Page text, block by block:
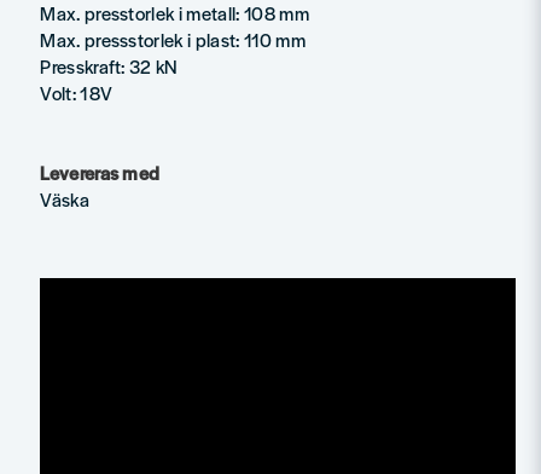
Max. presstorlek i metall: 108 mm
Max. pressstorlek i plast: 110 mm
Presskraft: 32 kN
Volt: 18V
Levereras med
Väska